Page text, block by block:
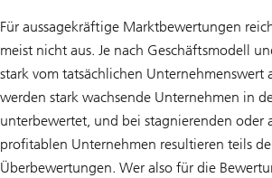
Für aussagekräftige Marktbewertungen
meist nicht aus. Je nach Geschäftsmodell
stark vom tatsächlichen Unternehmenswert
werden stark wachsende Unternehmen in
unterbewertet, und bei stagnierenden oder
profitablen Unternehmen resultieren teils
Überbewertungen. Wer also für die